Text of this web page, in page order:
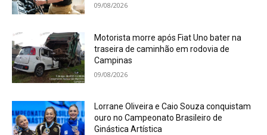
09/08/2026
Motorista morre após Fiat Uno bater na
traseira de caminhão em rodovia de
Campinas
09/08/2026
Lorrane Oliveira e Caio Souza conquistam
ouro no Campeonato Brasileiro de
Ginástica Artística